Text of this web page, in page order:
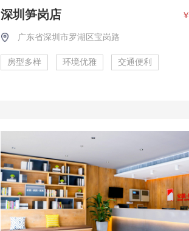
深圳笋岗店 ￥
广东省深圳市罗湖区宝岗路
房型多样 环境优雅 交通便利